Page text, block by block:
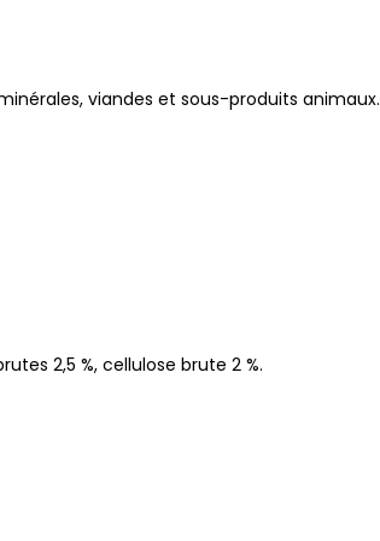
viandes et sous-produits animaux.
2,5 %, cellulose brute 2 %.